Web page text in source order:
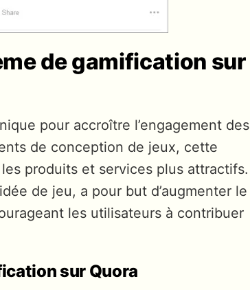
de gamification sur
pour accroître l’engagement des
de conception de jeux, cette
produits et services plus attractifs.
de jeu, a pour but d’augmenter le
les utilisateurs à contribuer
sur Quora